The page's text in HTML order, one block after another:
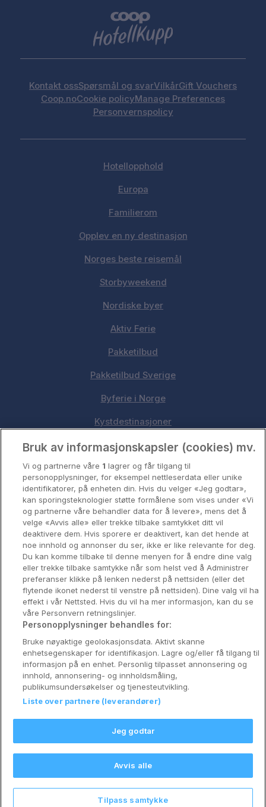
Kontakt ossSpørsmål og svarVilkårGift Vouchers
Coop.noCookie policyManage Preferences
Personvernspolicy
Hotellopphold
Europa
Familierom
Opplev en ny destinasjon
Norges beste reisemål
Storbyweekend
Nordiske byer
Aktiv Ferie
Pakketilbud
Pakketilbud Sverige
Byferie i Norge
Kystdestinasjoner
Oslo
Stavanger
Bergen
Utforsk Norden
Om Coop HotellKupp
Konkurranse
Koselig avbrekk
Velvære i var
Premiumhotell
Venninnetur
Reservasjonsspørsmål:
Hotellsupport:scandinavian@digibreaks.com
Bruk av informasjonskapsler (cookies) mv.
Vi og partnerne våre 1 lagrer og får tilgang til
personopplysninger, for eksempel nettleserdata eller unike
identifikatorer, på enheten din. Hvis du velger «Jeg godtar»,
kan sporingsteknologier støtte formålene som vises under «Vi
og partnerne våre behandler data for å levere», mens det å
velge «Avvis alle» eller trekke tilbake samtykket ditt vil
deaktivere dem. Hvis sporere er deaktivert, kan det hende at
noe innhold og annonser du ser, ikke er like relevante for deg.
Du kan komme tilbake til denne menyen for å endre dine valg
eller trekke tilbake samtykke når som helst ved å Administrer
preferanser klikke på lenken nederst på nettsiden (eller det
flytende ikonet nederst til venstre på nettsiden). Dine valg vil ha
effekt i vår Nettsted. Hvis du vil ha mer informasjon, kan du se
våre Personvern retningslinjer.
Personopplysninger behandles for:
Bruke nøyaktige geolokasjonsdata. Aktivt skanne
enhetsegenskaper for identifikasjon. Lagre og/eller få tilgang til
informasjon på en enhet. Personlig tilpasset annonsering og
innhold, annonsering- og innholdsmåling,
publikumsundersøkelser og tjenesteutvikling.
Liste over partnere (leverandører)
Jeg godtar
Avvis alle
Tilpass samtykke